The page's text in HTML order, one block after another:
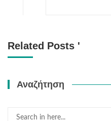
Related Posts '
Αναζήτηση